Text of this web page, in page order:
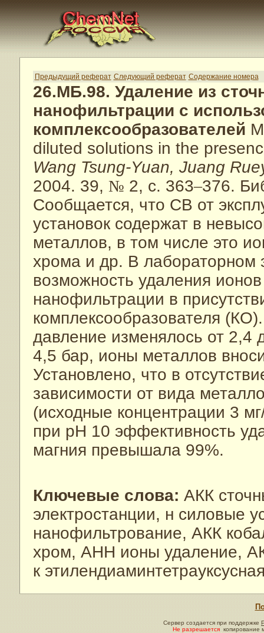
Предыдущий реферат Следующий реферат Содержание номера
26.МБ.98. Удаление из
нанофильтрации с
комплексообразователей
diluted solutions in the
Wang Tsung-Yuan, Juang
2004. 39, № 2, с. 363–376.
Сообщается, что СВ от
установок содержат в
металлов, в том числе это
хрома и др. В лабораторном
возможность удаления
нанофильтрации в
комплексообразователя
давление изменялось от 2,4
4,5 бар, ионы металлов
Установлено, что в
зависимости от вида
(исходные концентрации 3
при pH 10 эффективность
магния превышала 99%.
Ключевые слова: АКК
электростанции, н силовые
нанофильтрование, АКК
хром, АНН ионы удаление,
к
Сервер создается при поддержке
Не разрешается копирование